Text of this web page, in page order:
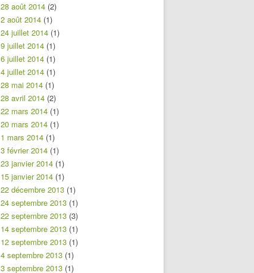
28 août 2014 (2)
2 août 2014 (1)
24 juillet 2014 (1)
9 juillet 2014 (1)
6 juillet 2014 (1)
4 juillet 2014 (1)
28 mai 2014 (1)
28 avril 2014 (2)
22 mars 2014 (1)
20 mars 2014 (1)
1 mars 2014 (1)
3 février 2014 (1)
23 janvier 2014 (1)
15 janvier 2014 (1)
22 décembre 2013 (1)
24 septembre 2013 (1)
22 septembre 2013 (3)
14 septembre 2013 (1)
12 septembre 2013 (1)
4 septembre 2013 (1)
3 septembre 2013 (1)